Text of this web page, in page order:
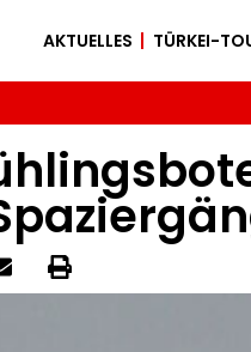
AKTUELLES TÜRKEI-